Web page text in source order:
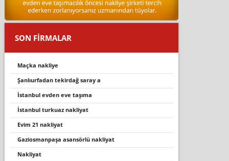
SON FİRMALAR
maçka nakli̇ye
şanlıurfadan tekirdağ saray a
i̇stanbul evden eve taşıma
i̇stanbul turkuaz nakliyat
evim 21 nakliyat
gaziosmanpaşa asansörlü nakliyat
nakliyat